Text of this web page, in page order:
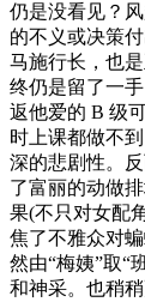
仍是没看见？
的不义或决策
马施行长，也
终仍是留了一
返他爱的 B 级
时上课都做不
深的悲剧性。
了富丽的动做
果(不只对女配
焦了不雅众对
然由“梅姨”取“
和神采。也稍